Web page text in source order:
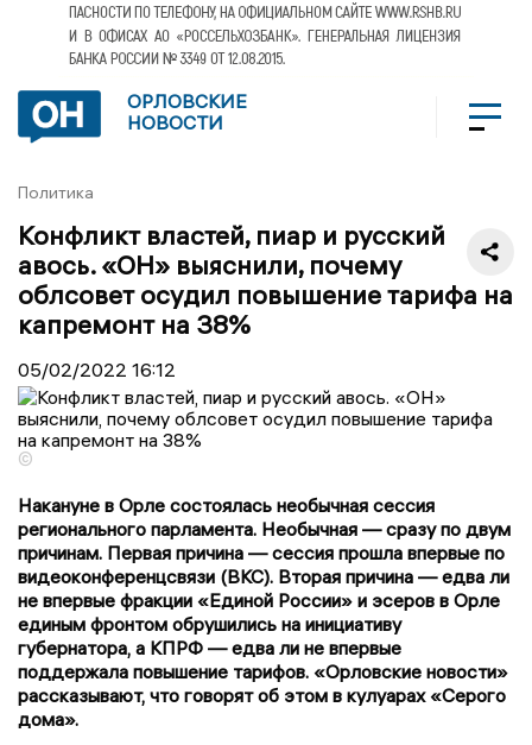
ОРЛОВСКИЕ
НОВОСТИ
Политика
Конфликт властей, пиар и русский
авось. «ОН» выяснили, почему
облсовет осудил повышение тарифа на
капремонт на 38%
05/02/2022 16:12
©
Накануне в Орле состоялась необычная сессия
регионального парламента. Необычная — сразу по двум
причинам. Первая причина — сессия прошла впервые по
видеоконференцсвязи (ВКС). Вторая причина — едва ли
не впервые фракции «Единой России» и эсеров в Орле
единым фронтом обрушились на инициативу
губернатора, а КПРФ — едва ли не впервые
поддержала повышение тарифов. «Орловские новости»
рассказывают, что говорят об этом в кулуарах «Серого
дома».